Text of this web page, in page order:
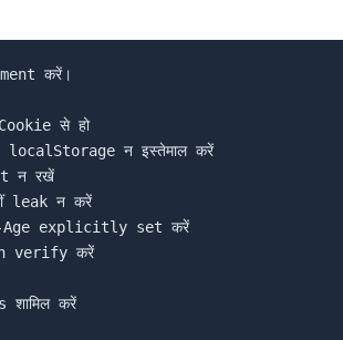
करें।
से हो
न इस्तेमाल करें
न रखें
leak न करें
Age explicitly set करें
verify करें
करें